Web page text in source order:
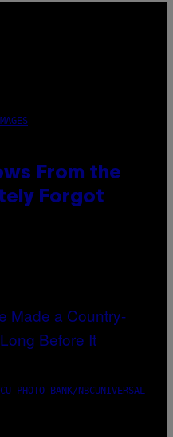
From the
Forgot
PHOTO BANK/NBCUNIVERSAL